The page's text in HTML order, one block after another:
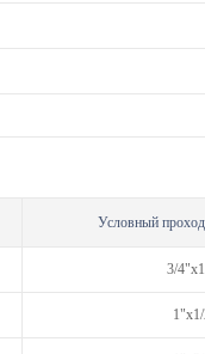
Условный
3/